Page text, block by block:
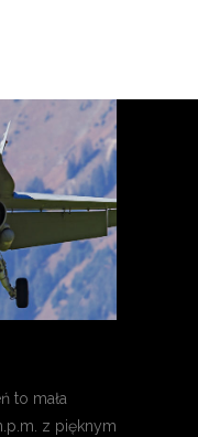
to mała
z pięknym